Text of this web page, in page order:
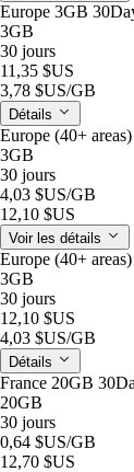
Europe 3GB
3GB
30 jours
11,35 $US
3,78 $US/GB
Détails
Europe (40+
3GB
30 jours
4,03 $US/GB
12,10 $US
Voir les détails
Europe (40+
3GB
30 jours
12,10 $US
4,03 $US/GB
Détails
France 20GB
20GB
30 jours
0,64 $US/GB
12,70 $US